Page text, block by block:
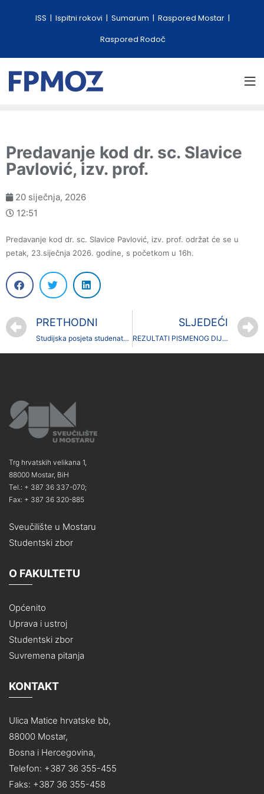
ISS Ispitni rokovi Sumarum
Raspored Mostar
Raspored Rodoč
Predavanje kod dr. sc. Slavice
Pavlović, izv. prof.
20 siječnja, 2026
12:51
Predavanje kod dr. sc. Slavice Pavlović, izv. prof. održat će se u
petak, 23.siječnja 2026. godine, s početkom u 16h.
PRETHODNI
Studijska posjeta studenata druge godine studija Geografije, smjera Turizam i zaštita okoliša Turističkoj agenciji „Niki travel“
SLJEDEĆI
REZULTATI PISMENOG DIJELA ISPITA IZ KOLEGIJA TURISTIČKE DESTINACIJE SVIJETA
Trg hrvatskih velikana 1,
88000 Mostar, BiH
Tel.: + 387 36 337-070;
Fax: + 387 36 320-885
Sveučilište u Mostaru
Studentski zbor
O FAKULTETU
Općenito
Uprava i ustroj
Studentski zbor
Suvremena pitanja
KONTAKT
Ulica Matice hrvatske bb,
88000 Mostar,
Bosna i Hercegovina,
Telefon: +387 36 355-455
Faks: +387 36 355-458